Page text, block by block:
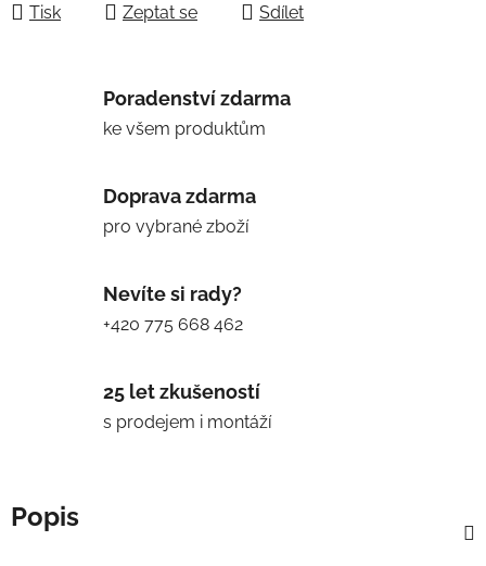
Tisk Zeptat se Sdílet
Poradenství zdarma
ke všem produktům
Doprava zdarma
pro vybrané zboží
Nevíte si rady?
+420 775 668 462
25 let zkušeností
s prodejem i montáží
Popis